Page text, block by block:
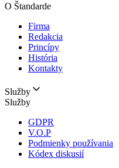
O Štandarde
Firma
Redakcia
Princípy
História
Kontakty
Služby
Služby
GDPR
V.O.P
Podmienky používania
Kódex diskusií